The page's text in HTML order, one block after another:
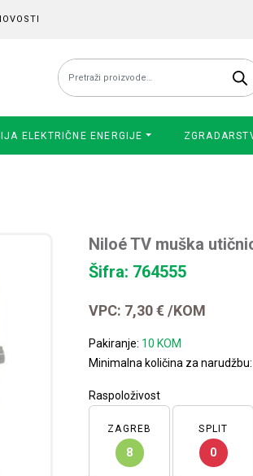
Pretraži:
ELEKTRIČNE ENERGIJE
Niloé TV muška
Šifra: 764555
VPC: 7,30€ /KOM
Pakiranje: 10 KOM
Minimalna količina za narudžbu:
Raspoloživost
ZAGREB
8
SPLIT
0